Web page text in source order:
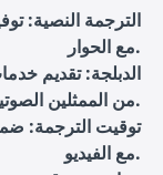
الترجمة النصية:
مع الحوار.
الدبلجة: تقديم
من الممثلين الصوتيين المحترفين.
توقيت الترجمة:
مع الفيديو.